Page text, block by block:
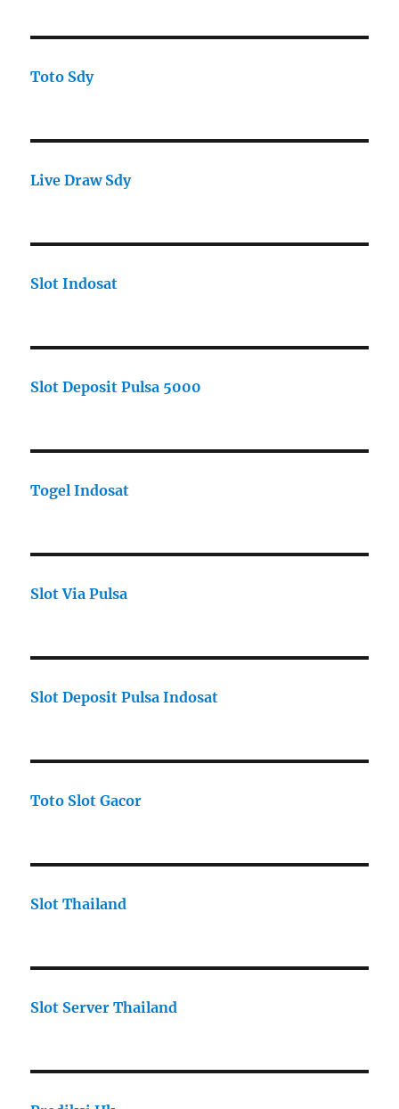
Toto Sdy
Live Draw Sdy
Slot Indosat
Slot Deposit Pulsa 5000
Togel Indosat
Slot Via Pulsa
Slot Deposit Pulsa Indosat
Toto Slot Gacor
Slot Thailand
Slot Server Thailand